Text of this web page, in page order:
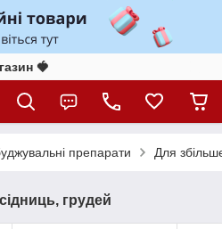
🍓
препарати Для
грудей